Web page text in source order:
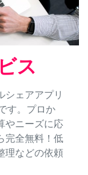
ス
シェアアプリ
す。プロか
やニーズに応
完全無料！低
理などの依頼